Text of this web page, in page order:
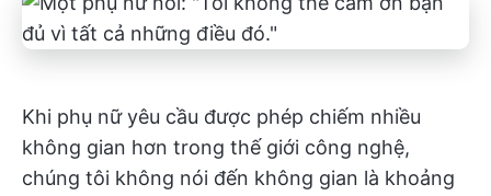
Khi phụ nữ yêu cầu được phép chiếm nhiều
không gian hơn trong thế giới công nghệ,
chúng tôi không nói đến không gian là khoảng